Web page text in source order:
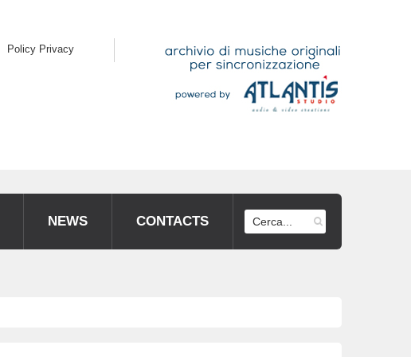
Policy Privacy
NEWS CONTACTS